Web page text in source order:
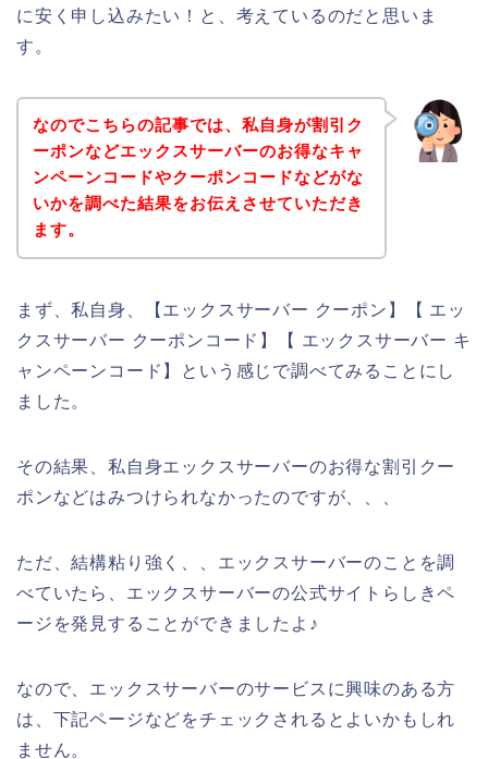
に安く申し込みたい！と、考えているのだと思いま
す。
なのでこちらの記事では、私自身が割引ク
ーポンなどエックスサーバーのお得なキャ
ンペーンコードやクーポンコードなどがな
いかを調べた結果をお伝えさせていただき
ます。
まず、私自身、【エックスサーバー クーポン】【 エッ
クスサーバー クーポンコード】【 エックスサーバー キ
ャンペーンコード】という感じで調べてみることにし
ました。
その結果、私自身エックスサーバーのお得な割引クー
ポンなどはみつけられなかったのですが、、、
ただ、結構粘り強く、、エックスサーバーのことを調
べていたら、エックスサーバーの公式サイトらしきペ
ージを発見することができましたよ♪
なので、エックスサーバーのサービスに興味のある方
は、下記ページなどをチェックされるとよいかもしれ
ません。